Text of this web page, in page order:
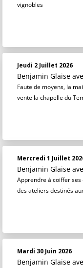
vignobles
Jeudi 2 Juillet 2026
Benjamin Glaise
Faute de moyens, la
vente la chapelle du
Mercredi 1 Juillet
Benjamin Glaise
Apprendre à coiffer ses
des ateliers destinés
Mardi 30 Juin 2026
Benjamin Glaise